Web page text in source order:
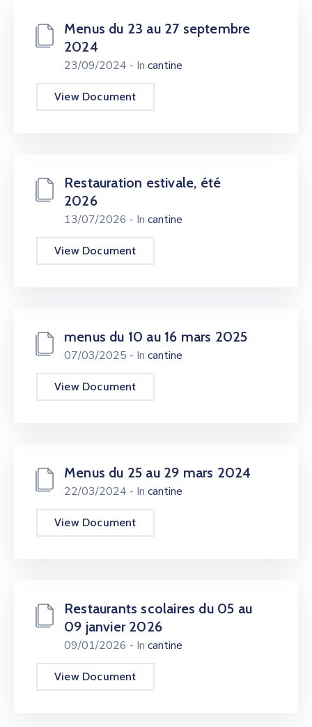
Menus du 23 au 27 septembre
2024
23/09/2024 - In cantine
View Document
Restauration estivale, été
2026
13/07/2026 - In cantine
View Document
menus du 10 au 16 mars 2025
07/03/2025 - In cantine
View Document
Menus du 25 au 29 mars 2024
22/03/2024 - In cantine
View Document
Restaurants scolaires du 05 au
09 janvier 2026
09/01/2026 - In cantine
View Document